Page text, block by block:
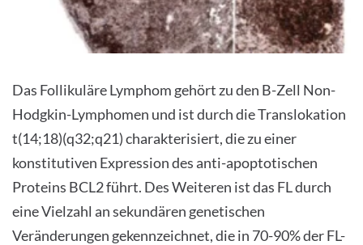
Das Follikuläre Lymphom gehört zu den B-Zell Non-
Hodgkin-Lymphomen und ist durch die Translokation
t(14;18)(q32;q21) charakterisiert, die zu einer
konstitutiven Expression des anti-apoptotischen
Proteins BCL2 führt. Des Weiteren ist das FL durch
eine Vielzahl an sekundären genetischen
Veränderungen gekennzeichnet, die in 70-90% der FL-